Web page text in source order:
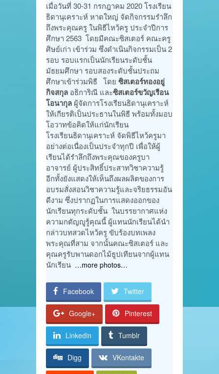
เมื่อวันที่ 30-31 กรกฎาคม 2020 โรงเรียน
ธิดานุเคราะห์ หาดใหญ่ จัดกิจกรรมรำลึก
ถึงพระคุณครู ในพิธีไหว้ครู ประจำปีการ
ศึกษา 2563 โดยมีคณะซิสเตอร์ คณะครู
ศิษย์เก่า เข้าร่วม ซึ่งดำเนินกิจกรรมเป็น 2
รอบ รอบแรกเป็นนักเรียนระดับชั้น
มัธยมศึกษา รอบสองระดับชั้นประถม
ศึกษาเข้าร่วมพิธี โดย ซิสเตอร์ทองอยู่
กิจสกุล อธิการิณี และซิสเตอร์ขวัญเรือน
โอนากุล ผู้จัดการโรงเรียนธิดานุเคราะห์
ให้เกียรติเป็นประธานในพิธี พร้อมทั้งมอบ
โอวาทข้อคิดให้แก่นักเรียน
โรงเรียนธิดานุเคราะห์ จัดพิธีไหว้ครูมา
อย่างต่อเนื่องเป็นประจำทุกปี เพื่อให้ผู้
เรียนได้รําลึกถึงพระคุณของครูบา
อาจารย์ ผู้ประสิทธิ์ประสาทวิชาความรู้
อีกทั้งยังแสดงให้เห็นถึงผลผลิตของการ
อบรมสั่งสอนวิชาความรู้และจริยธรรมอัน
ดีงาม ซึ่งปรากฏในการแสดงออกของ
นักเรียนทุกระดับชั้น ในบรรยากาศแห่ง
ความกตัญญูรู้คุณนี้ ผู้แทนนักเรียนได้นำ
กล่าวบทสวดไหว้ครู ขับร้องบทเพลง
พระคุณที่สาม จากนั้นคณะซิสเตอร์ และ
คุณครูรับพานดอกไม้ธูปเทียนจากผู้แทน
นักเรียน …more photos…
Facebook Twitter
Google+ Pinterest
Linkedin Tumblr
Digg VKontakte